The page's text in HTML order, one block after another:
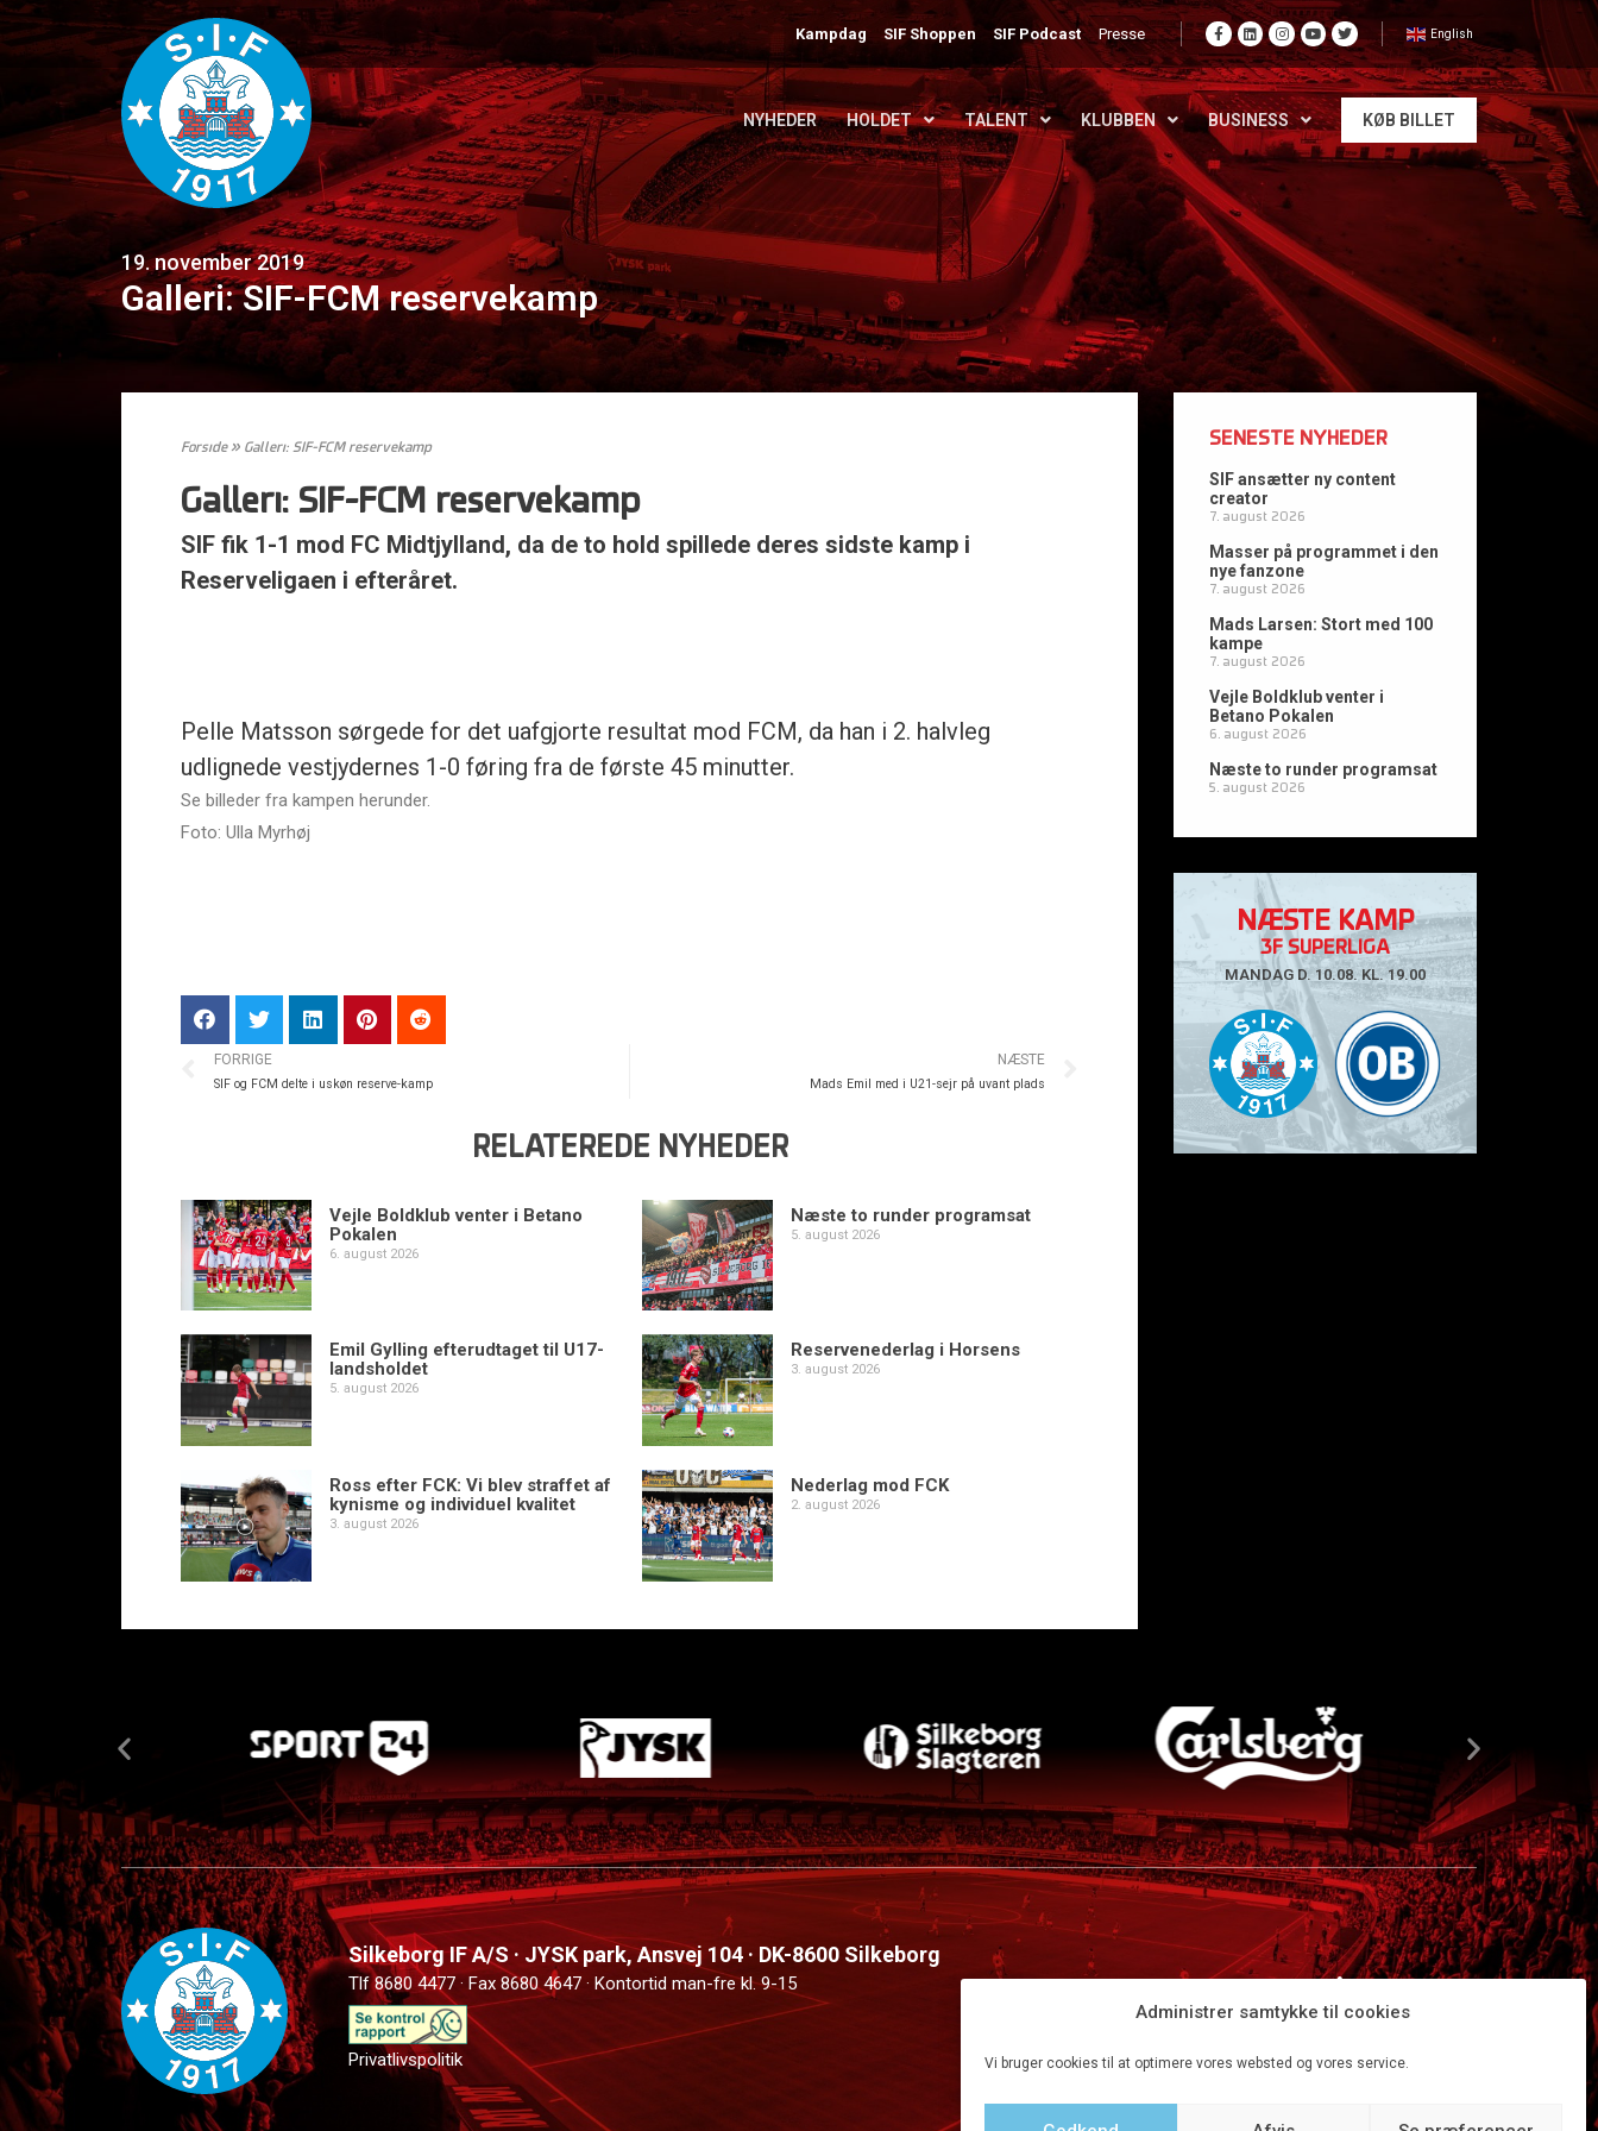
Administrer samtykke til cookies
Vi bruger cookies til at optimere vores websted og vores service.
Kampdag SIF Shoppen SIF Podcast Presse English
NYHEDER HOLDET TALENT KLUBBEN BUSINESS KØB BILLET
19. november 2019
Galleri: SIF-FCM reservekamp
Forside» Galleri: SIF-FCM reservekamp
Galleri: SIF-FCM reservekamp
SIF fik 1-1 mod FC Midtjylland, da de to hold spillede deres sidste kamp i
Reserveligaen i efteråret.
Pelle Matsson sørgede for det uafgjorte resultat mod FCM, da han i 2. halvleg
udlignede vestjydernes 1-0 føring fra de første 45 minutter.
Se billeder fra kampen herunder.
Foto: Ulla Myrhøj
FORRIGE
SIF og FCM delte i uskøn reserve-kamp
NÆSTE
Mads Emil med i U21-sejr på uvant plads
RELATEREDE NYHEDER
Vejle Boldklub venter i Betano
Pokalen
6. august 2026
Næste to runder programsat
5. august 2026
Emil Gylling efterudtaget til U17-
landsholdet
5. august 2026
Reservenederlag i Horsens
3. august 2026
Ross efter FCK: Vi blev straffet af
kynisme og individuel kvalitet
3. august 2026
Nederlag mod FCK
2. august 2026
SENESTE NYHEDER
SIF ansætter ny content
creator
7. august 2026
Masser på programmet i den
nye fanzone
7. august 2026
Mads Larsen: Stort med 100
kampe
7. august 2026
Vejle Boldklub venter i
Betano Pokalen
6. august 2026
Næste to runder programsat
5. august 2026
NÆSTE KAMP
3F SUPERLIGA
MANDAG D. 10.08. KL. 19.00
Silkeborg IF A/S · JYSK park, Ansvej 104 · DK-8600 Silkeborg
Tlf 8680 4477 · Fax 8680 4647 · Kontortid man-fre kl. 9-15
Privatlivspolitik